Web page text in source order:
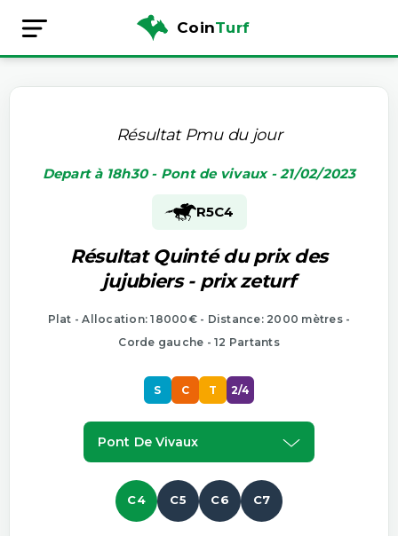
CoinTurf
Résultat Pmu du jour
Depart à 18h30 - Pont de vivaux - 21/02/2023
R5C4
Résultat Quinté du prix des
jujubiers - prix zeturf
Plat - Allocation: 18000€ - Distance: 2000 mètres -
Corde gauche - 12 Partants
S C T 2/4
Pont De Vivaux
C4 C5 C6 C7